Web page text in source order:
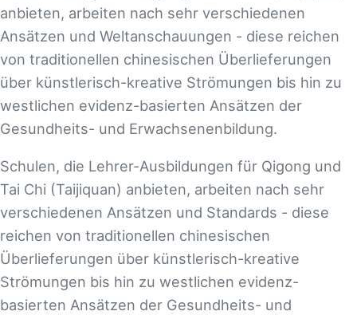
anbieten, arbeiten nach sehr verschiedenen
Ansätzen und Weltanschauungen - diese reichen
von traditionellen chinesischen Überlieferungen
über künstlerisch-kreative Strömungen bis hin zu
westlichen evidenz-basierten Ansätzen der
Gesundheits- und Erwachsenenbildung.
Schulen, die Lehrer-Ausbildungen für Qigong und
Tai Chi (Taijiquan) anbieten, arbeiten nach sehr
verschiedenen Ansätzen und Standards - diese
reichen von traditionellen chinesischen
Überlieferungen über künstlerisch-kreative
Strömungen bis hin zu westlichen evidenz-
basierten Ansätzen der Gesundheits- und